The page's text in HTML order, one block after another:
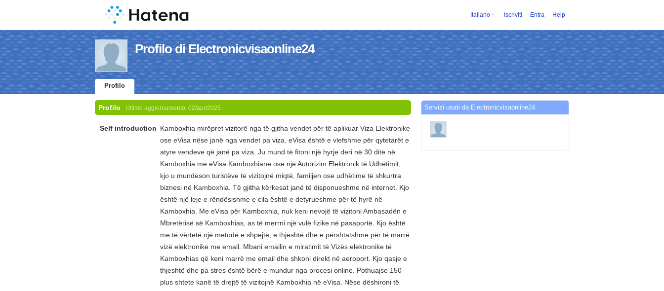
Italiano Iscriviti Entra Help
Profilo di Electronicvisaonline24
Profilo
Profilo Ultimo aggiornamento: 02/apr/2025
Self introduction Kamboxhia mirëpret vizitorë nga të gjitha vendet për të aplikuar Viza Elektronike
ose eVisa nëse janë nga vendet pa viza. eVisa është e vlefshme për qytetarët e
atyre vendeve që janë pa viza. Ju mund të fitoni një hyrje deri në 30 ditë në
Kamboxhia me eVisa Kamboxhiane ose një Autorizim Elektronik të Udhëtimit,
kjo u mundëson turistëve të vizitojnë miqtë, familjen ose udhëtime të shkurtra
biznesi në Kamboxhia. Të gjitha kërkesat janë të disponueshme në internet. Kjo
është një leje e rëndësishme e cila është e detyrueshme për të hyrë në
Kamboxhia. Me eVisa për Kamboxhia, nuk keni nevojë të vizitoni Ambasadën e
Mbretërisë së Kamboxhias, as të merrni një vulë fizike në pasaportë. Kjo është
me të vërtetë një metodë e shpejtë, e thjeshtë dhe e përshtatshme për të marrë
vizë elektronike me email. Mbani emailin e miratimit të Vizës elektronike të
Kamboxhias që keni marrë me email dhe shkoni direkt në aeroport. Kjo qasje e
thjeshtë dhe pa stres është bërë e mundur nga procesi online. Pothuajse 150
plus shtete kanë të drejtë të vizitojnë Kamboxhia në eVisa. Nëse dëshironi të
Servizi usati da Electronicvisaonline24